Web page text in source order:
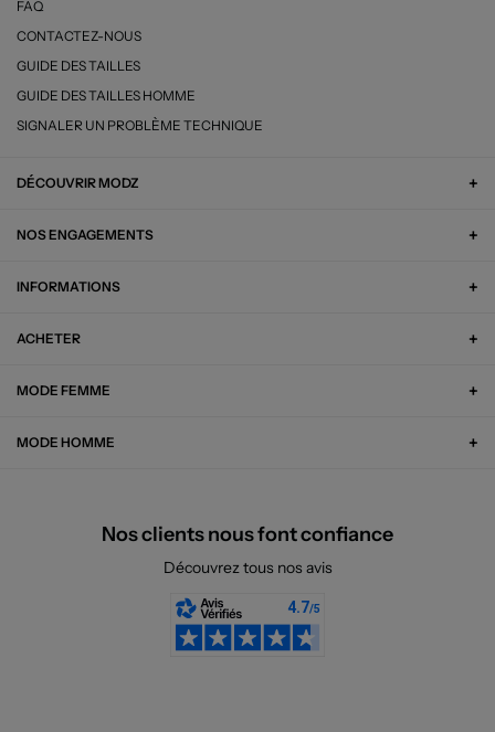
FAQ
CONTACTEZ-NOUS
GUIDE DES TAILLES
GUIDE DES TAILLES HOMME
SIGNALER UN PROBLÈME TECHNIQUE
DÉCOUVRIR MODZ
NOS ENGAGEMENTS
INFORMATIONS
ACHETER
MODE FEMME
MODE HOMME
Nos clients nous font confiance
Découvrez tous nos avis